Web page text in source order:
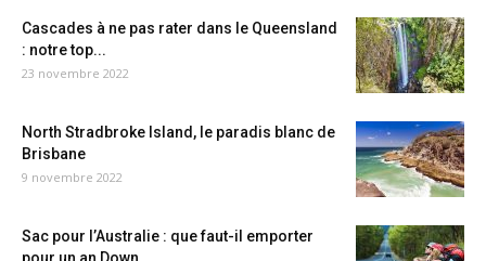
Cascades à ne pas rater dans le Queensland
: notre top...
23 novembre 2022
North Stradbroke Island, le paradis blanc de
Brisbane
9 novembre 2022
Sac pour l’Australie : que faut-il emporter